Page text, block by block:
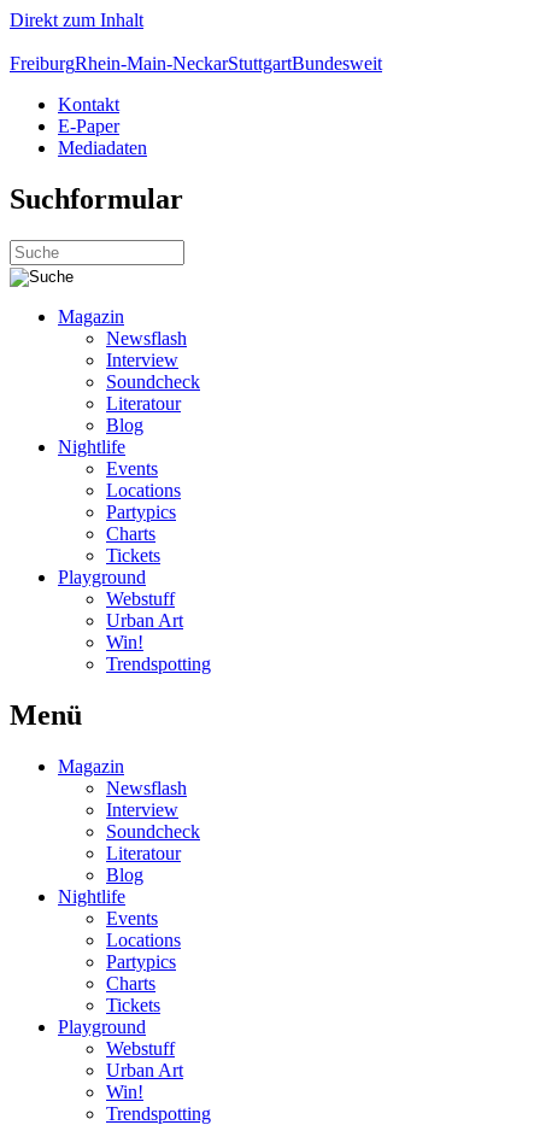
Direkt zum Inhalt
FreiburgRhein-Main-NeckarStuttgartBundesweit
Kontakt
E-Paper
Mediadaten
Suchformular
Magazin
Newsflash
Interview
Soundcheck
Literatour
Blog
Nightlife
Events
Locations
Partypics
Charts
Tickets
Playground
Webstuff
Urban Art
Win!
Trendspotting
Menü
Magazin
Newsflash
Interview
Soundcheck
Literatour
Blog
Nightlife
Events
Locations
Partypics
Charts
Tickets
Playground
Webstuff
Urban Art
Win!
Trendspotting